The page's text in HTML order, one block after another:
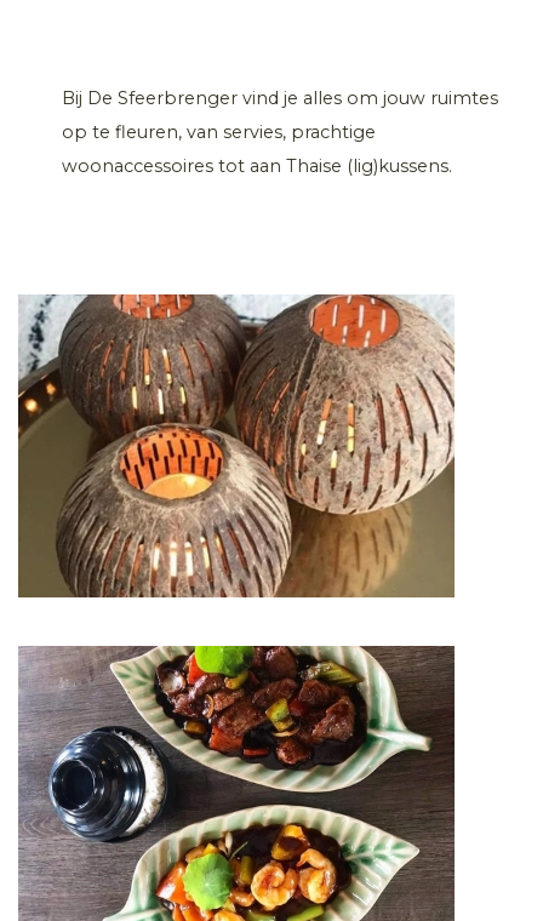
Bij De Sfeerbrenger vind je alles om jouw ruimtes
op te fleuren, van servies, prachtige
woonaccessoires tot aan Thaise (lig)kussens.